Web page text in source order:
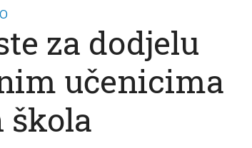
za dodjelu
učenicima
škola